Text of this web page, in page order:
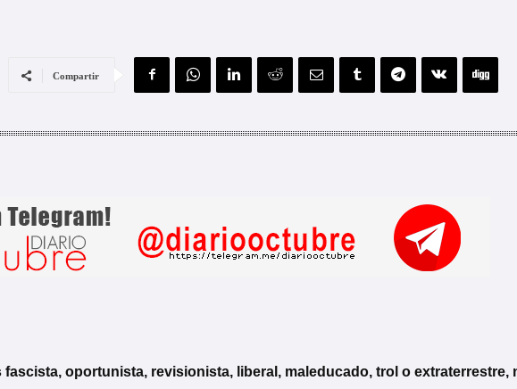
Compartir
fascista, oportunista, revisionista, liberal, maleducado, trol o extraterrestre,